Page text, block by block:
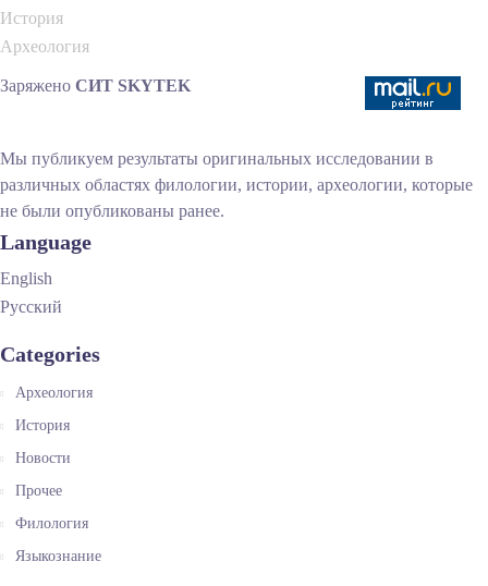
История
Археология
Заряжено СИТ SKYTEK
Мы публикуем результаты оригинальных исследовании в
различных областях филологии, истории, археологии, которые
не были опубликованы ранее.
Language
English
Русский
Categories
Археология
История
Новости
Прочее
Филология
Языкознание